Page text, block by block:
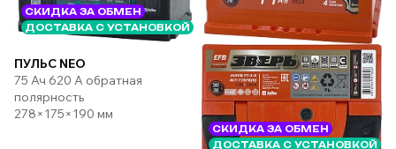
СКИДКА ЗА ОБМЕН
ДОСТАВКА С УСТАНОВКОЙ
ПУЛЬС NEO
75 Ач 620 А обратная
полярность
278×175×190 мм
СКИДКА ЗА ОБМЕН
ДОСТАВКА С УСТАНОВКОЙ